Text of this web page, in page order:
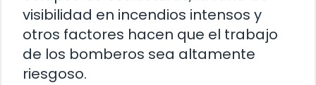
visibilidad en incendios intensos y
otros factores hacen que el trabajo
de los bomberos sea altamente
riesgoso.